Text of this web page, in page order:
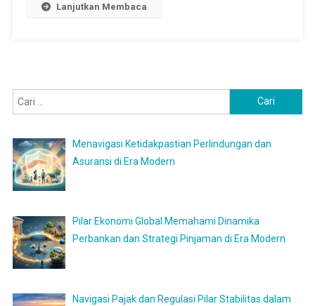
Lanjutkan Membaca
untuk:
Menavigasi Ketidakpastian Perlindungan dan
Asuransi di Era Modern
Pilar Ekonomi Global Memahami Dinamika
Perbankan dan Strategi Pinjaman di Era Modern
Navigasi Pajak dan Regulasi Pilar Stabilitas dalam